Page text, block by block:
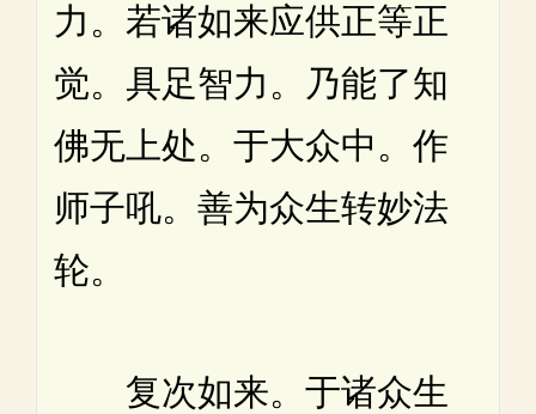
力。若诸如来应供正等正
觉。具足智力。乃能了知
佛无上处。于大众中。作
师子吼。善为众生转妙法
轮。
复次如来。于诸众生